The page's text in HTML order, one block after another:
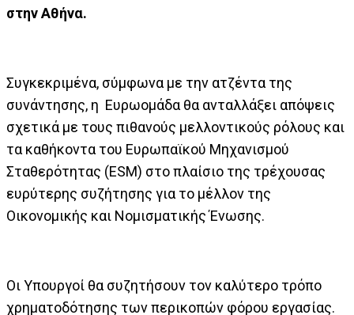
στην Αθήνα.
Συγκεκριμένα, σύμφωνα με την ατζέντα της
συνάντησης, η Ευρωομάδα θα ανταλλάξει απόψεις
σχετικά με τους πιθανούς μελλοντικούς ρόλους και
τα καθήκοντα του Ευρωπαϊκού Μηχανισμού
Σταθερότητας (ESM) στο πλαίσιο της τρέχουσας
ευρύτερης συζήτησης για το μέλλον της
Οικονομικής και Νομισματικής Ένωσης.
Οι Υπουργοί θα συζητήσουν τον καλύτερο τρόπο
χρηματοδότησης των περικοπών φόρου εργασίας.